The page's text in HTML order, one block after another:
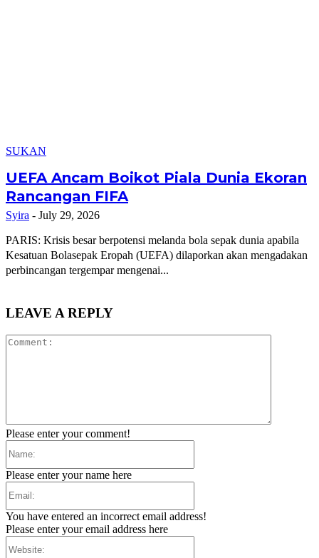
SUKAN
UEFA Ancam Boikot Piala Dunia Ekoran
Rancangan FIFA
Syira - July 29, 2026
PARIS: Krisis besar berpotensi melanda bola sepak dunia apabila
Kesatuan Bolasepak Eropah (UEFA) dilaporkan akan mengadakan
perbincangan tergempar mengenai...
LEAVE A REPLY
Please enter your comment!
Please enter your name here
You have entered an incorrect email address!
Please enter your email address here